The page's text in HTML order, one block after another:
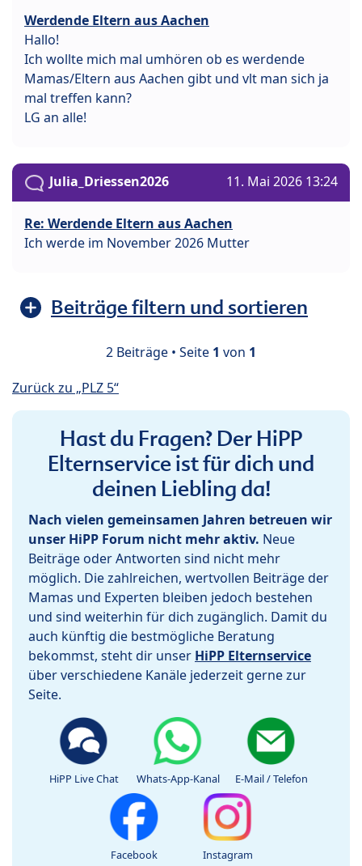
Werdende Eltern aus Aachen
Hallo!
Ich wollte mich mal umhören ob es werdende
Mamas/Eltern aus Aachen gibt und vlt man sich ja
mal treffen kann?
LG an alle!
Julia_Driessen2026 11. Mai 2026 13:24
Re: Werdende Eltern aus Aachen
Ich werde im November 2026 Mutter
Beiträge filtern und sortieren
2 Beiträge • Seite 1 von 1
Zurück zu „PLZ 5“
Hast du Fragen? Der HiPP
Elternservice ist für dich und
deinen Liebling da!
Nach vielen gemeinsamen Jahren betreuen wir
unser HiPP Forum nicht mehr aktiv. Neue
Beiträge oder Antworten sind nicht mehr
möglich. Die zahlreichen, wertvollen Beiträge der
Mamas und Experten bleiben jedoch bestehen
und sind weiterhin für dich zugänglich. Damit du
auch künftig die bestmögliche Beratung
bekommst, steht dir unser HiPP Elternservice
über verschiedene Kanäle jederzeit gerne zur
Seite.
HiPP Live Chat Whats-App-Kanal E-Mail / Telefon
Facebook Instagram